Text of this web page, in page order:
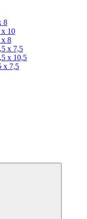
8
x 10
x 8
x 7,5
x 10,5
x 7,5